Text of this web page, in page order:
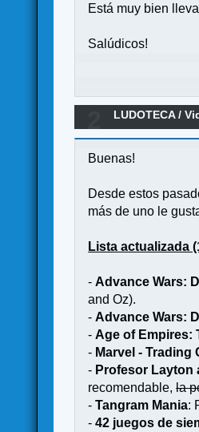
Está muy bien
Salúdicos!
LUDOTECA/
Buenas!
Desde estos
más de uno le
Lista actualizada
- Advance Wars:
and Oz).
- Advance Wars:
- Age of Empires:
- Marvel - Trading
- Profesor Layton
recomendable,la
-Tangram Mania:
-42 juegos de